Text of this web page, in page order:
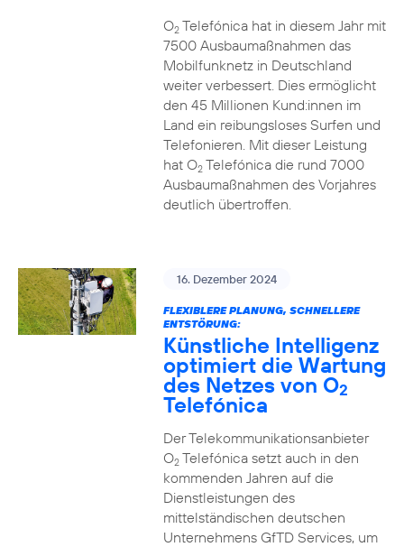
O2Telefónica hat in diesem Jahr mit
7500 Ausbaumaßnahmen das
Mobilfunknetz in Deutschland
weiter verbessert. Dies ermöglicht
den 45 Millionen Kund:innen im
Land ein reibungsloses Surfen und
Telefonieren. Mit dieser Leistung
hat O2Telefónica die rund 7000
Ausbaumaßnahmen des Vorjahres
deutlich übertroffen.
16. Dezember 2024
FLEXIBLERE PLANUNG, SCHNELLERE
ENTSTÖRUNG:
Künstliche Intelligenz
optimiert die Wartung
des Netzes von O2
Telefónica
Der Telekommunikationsanbieter
O2Telefónica setzt auch in den
kommenden Jahren auf die
Dienstleistungen des
mittelständischen deutschen
Unternehmens GfTD Services, um